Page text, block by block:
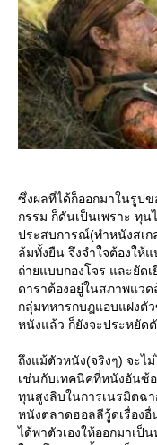
ซึ่งผลที่ได้ก็ออกมาในรูปข
กรรม ก็ดันเป็นเพราะ ทุ
ประสบการณ์(ทำหนังสเก
ล้มทั้งยืน จึงจำใจต้องให้
ถ่ายแบบกองโจร และยัด
ดาราต้องอยู่ในสภาพแว
กลุ่มทหารกบฎแอบแฝงตั
หนังแล้ว ก็ยังจะประหยัด
ถึงแม้ตัวหนัง(จริงๆ) จะไ
เช่นกับเทคนิคที่หนังอันซ้
ทุนสูงลิบในการเนรมิตฉ
หนังตลาดฮอลลีวู้ดเรื่องอื่
ได้พาตัวเองให้ออกมาเป็